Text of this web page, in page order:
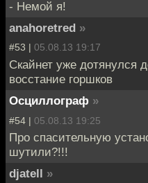
- Немой я!
anahoretred »
#53 | 05.08.13 19:17
Скайнет уже дотянулся
восстание горшков
Осциллограф »
#54 | 05.08.13 19:25
Про спасительную
шутили?!!!
djatell »